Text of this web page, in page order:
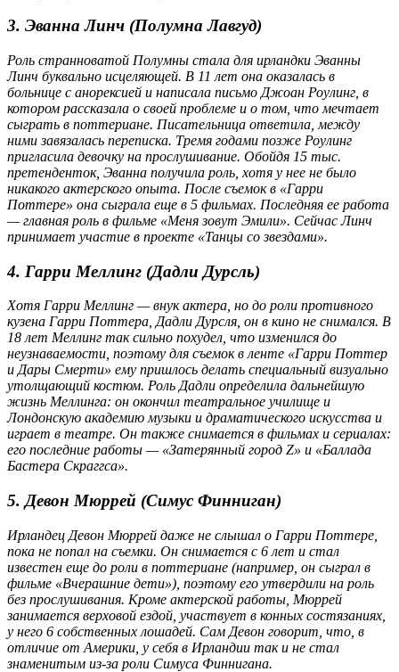
3. Эванна Линч (Полумна Лавгуд)
Роль странноватой Полумны стала для ирландки Эванны
Линч буквально исцеляющей. В 11 лет она оказалась в
больнице с анорексией и написала письмо Джоан Роулинг, в
котором рассказала о своей проблеме и о том, что мечтает
сыграть в поттериане. Писательница ответила, между
ними завязалась переписка. Тремя годами позже Роулинг
пригласила девочку на прослушивание. Обойдя 15 тыс.
претенденток, Эванна получила роль, хотя у нее не было
никакого актерского опыта. После съемок в «Гарри
Поттере» она сыграла еще в 5 фильмах. Последняя ее работа
— главная роль в фильме «Меня зовут Эмили». Сейчас Линч
принимает участие в проекте «Танцы со звездами».
4. Гарри Меллинг (Дадли Дурсль)
Хотя Гарри Меллинг — внук актера, но до роли противного
кузена Гарри Поттера, Дадли Дурсля, он в кино не снимался. В
18 лет Меллинг так сильно похудел, что изменился до
неузнаваемости, поэтому для съемок в ленте «Гарри Поттер
и Дары Смерти» ему пришлось делать специальный визуально
утолщающий костюм. Роль Дадли определила дальнейшую
жизнь Меллинга: он окончил театральное училище и
Лондонскую академию музыки и драматического искусства и
играет в театре. Он также снимается в фильмах и сериалах:
его последние работы — «Затерянный город Z» и «Баллада
Бастера Скраггса».
5. Девон Мюррей (Симус Финниган)
Ирландец Девон Мюррей даже не слышал о Гарри Поттере,
пока не попал на съемки. Он снимается с 6 лет и стал
известен еще до роли в поттериане (например, он сыграл в
фильме «Вчерашние дети»), поэтому его утвердили на роль
без прослушивания. Кроме актерской работы, Мюррей
занимается верховой ездой, участвует в конных состязаниях,
у него 6 собственных лошадей. Сам Девон говорит, что, в
отличие от Америки, у себя в Ирландии так и не стал
знаменитым из-за роли Симуса Финнигана.